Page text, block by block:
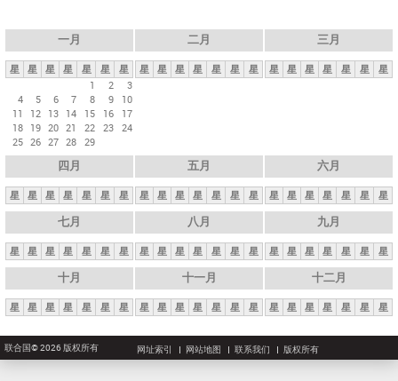
一月
星 星 星 星 星 星
星
1
2
3
4
5 6 7 8 9
10
11
12 13 14 15 16
17
18 19 20 21 22 23 24
25 26 27 28 29
二月
星 星 星 星 星 星 星
三月
星 星 星 星 星 星 星
四月
星 星 星 星 星 星 星
五月
星 星 星 星 星 星 星
六月
星 星 星 星 星 星 星
七月
星 星 星 星 星 星 星
八月
星 星 星 星 星 星 星
九月
星 星 星 星 星 星 星
十月
星 星 星 星 星 星 星
十一月
星 星 星 星 星 星 星
十二月
星 星 星 星 星 星 星
联合国© 2026 版权所有 网址索引 网站地图 联系我们 版权所有